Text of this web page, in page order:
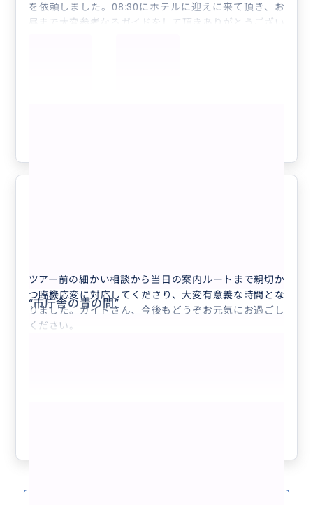
を依頼しました。08:30にホテルに迎えに来て頂き、お
昼まで大変参考なるガイドをして頂きありがとうござい
閉まっていて行けなかったので、またストックホルムに
行ける機会が有れば良いと思います。
“市庁舎の青の間”
ツアー前の細かい相談から当日の案内ルートまで親切か
つ臨機応変に対応してくださり、大変有意義な時間とな
りました。ガイドさん、今後もどうぞお元気にお過ごし
ください。